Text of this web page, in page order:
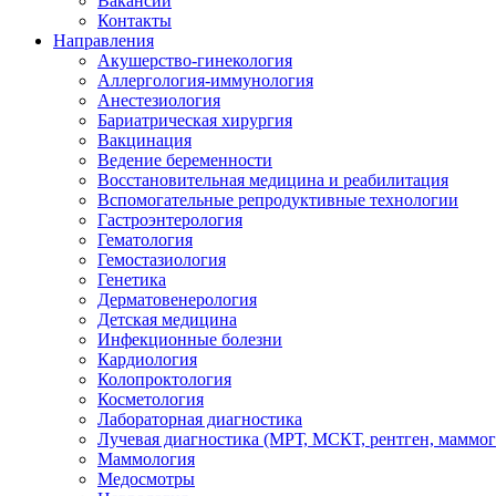
Контакты
Направления
Акушерство-гинекология
Аллергология-иммунология
Анестезиология
Бариатрическая хирургия
Вакцинация
Ведение беременности
Восстановительная медицина и реабилитация
Вспомогательные репродуктивные технологии
Гастроэнтерология
Гематология
Гемостазиология
Генетика
Дерматовенерология
Детская медицина
Инфекционные болезни
Кардиология
Колопроктология
Косметология
Лабораторная диагностика
Лучевая диагностика (МРТ, МСКТ, рентген,
Маммология
Медосмотры